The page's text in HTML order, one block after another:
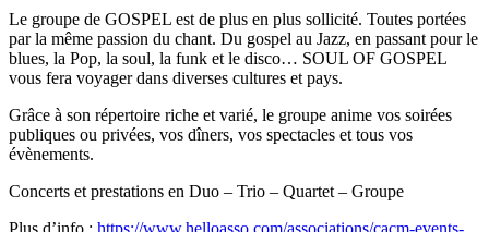
Le groupe de GOSPEL est de plus en plus sollicité. Toutes portées
par la même passion du chant. Du gospel au Jazz, en passant pour le
blues, la Pop, la soul, la funk et le disco… SOUL OF GOSPEL
vous fera voyager dans diverses cultures et pays.
Grâce à son répertoire riche et varié, le groupe anime vos soirées
publiques ou privées, vos dîners, vos spectacles et tous vos
évènements.
Concerts et prestations en Duo – Trio – Quartet – Groupe